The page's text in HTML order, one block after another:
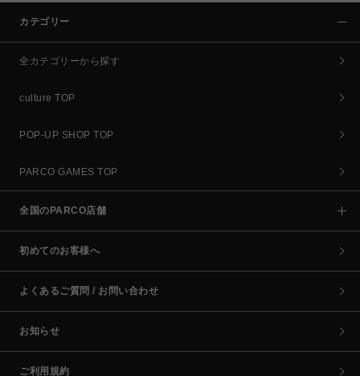
カテゴリー
全カテゴリーから探す
culture TOP
POP-UP SHOP TOP
PARCO GAMES TOP
全国のPARCO店舗
初めてのお客様へ
よくあるご質問 / お問い合わせ
お知らせ
ご利用規約